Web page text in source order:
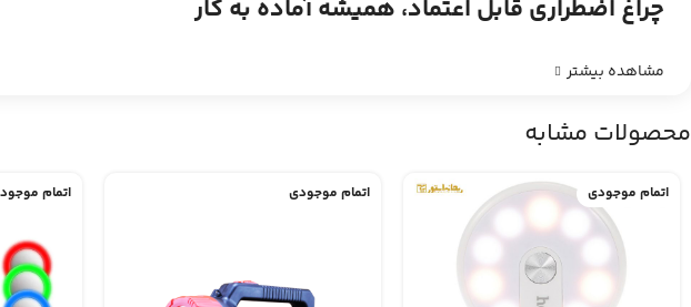
چراغ اضطراری قابل اعتماد، همیشه آماده به کار
مشاهده بیشتر
محصولات مشابه
اتمام موجودی اتمام موجودی اتمام